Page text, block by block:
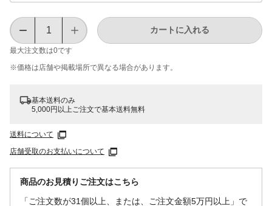
最大注文数は0です
カートに入れる
※価格は​店舗や​掲載場所で​異なる​場合が​あります。
基本送料のみ
5,000円以上ご注文で基本送料無料
送料について
店舗受取のお支払いについて
商品のお見積りご注文はこちら
「ご注文数が31個以上、または、ご注文金額5万円以上」で